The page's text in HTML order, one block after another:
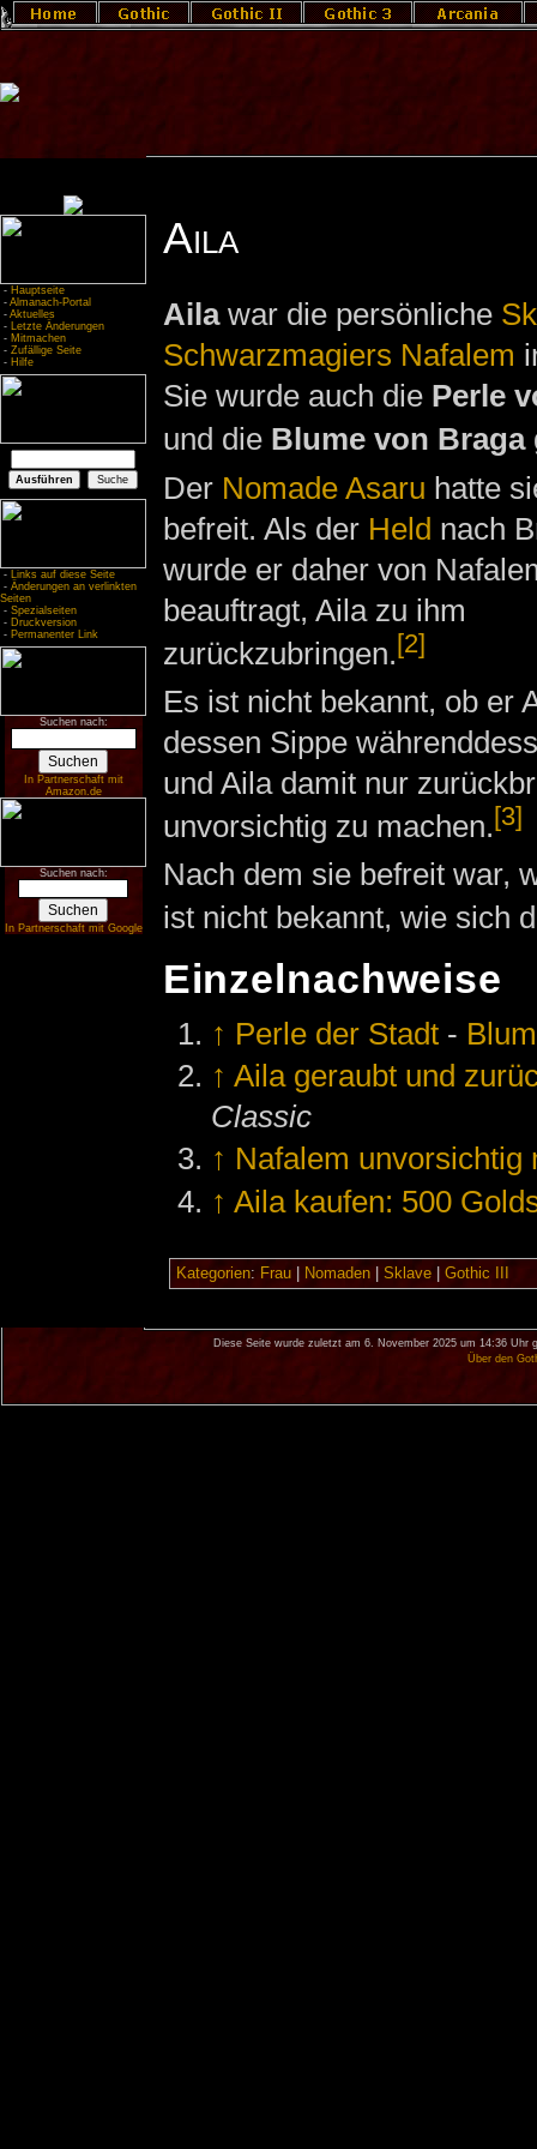
- Hauptseite
- Almanach-Portal
- Aktuelles
- Letzte Änderungen
- Mitmachen
- Zufällige Seite
- Hilfe
- Links auf diese Seite
- Änderungen an verlinkten
Seiten
- Spezialseiten
- Druckversion
- Permanenter Link
Suchen nach:
In Partnerschaft mit
Amazon.de
Suchen nach:
In Partnerschaft mit Google
Aila
Ailawar die persönliche
Schwarzmagiers Nafalem
Sie wurde auch die Perle
und die Blume von Braga
Der Nomade Asaru hatte
befreit. Als der Held nach
wurde er daher von
beauftragt, Aila zu ihm
zurückzubringen.[2]
Es ist nicht bekannt, ob er
dessen Sippe
und Aila damit nur
unvorsichtig zu machen.[3]
Nach dem sie befreit war,
ist nicht bekannt, wie sich
Einzelnachweise
↑ Perle der Stadt -
↑ Aila geraubt und
Classic
↑ Nafalem unvorsichtig
↑ Aila kaufen: 500
Kategorien: Frau| Nomaden| Sklave| Gothic III
Diese Seite wurde zuletzt am 6. November 2025 um 14:36 Uhr
Über den